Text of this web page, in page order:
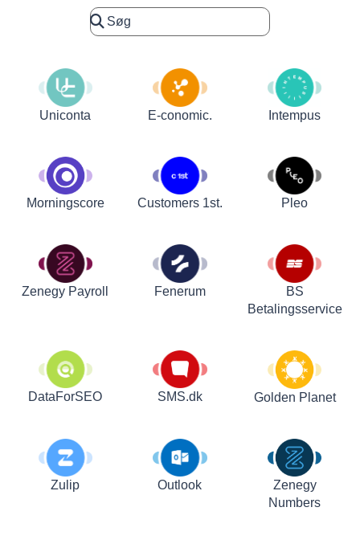
Uniconta E-conomic. Intempus
Morningscore Customers 1st. Pleo
Zenegy Payroll Fenerum
BS
Betalingsservice
DataForSEO SMS.dk Golden Planet
Zulip Outlook
Zenegy
Numbers